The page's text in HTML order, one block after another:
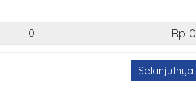
0 Rp 0
Selanjutnya